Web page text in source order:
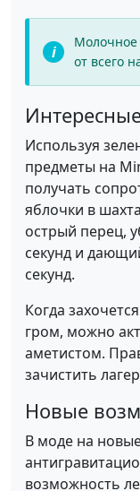
Молочное
от всего
Используя
предметы на
получать
яблочки в
острый перец,
секунд и
секунд.
Когда захочется
гром, можно
аметистом.
зачистить
Новые
В моде на
возможность